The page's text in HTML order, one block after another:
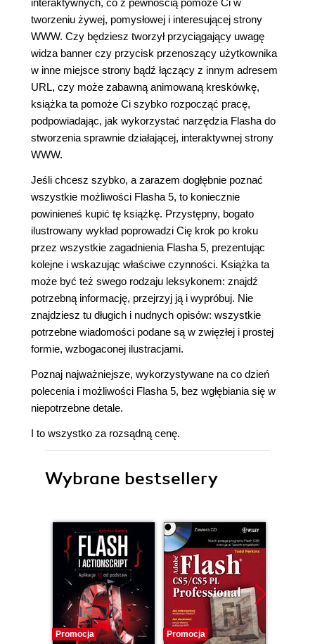
interaktywnych, co z pewnością pomoże Ci w
tworzeniu żywej, pomysłowej i interesującej strony
WWW. Czy będziesz tworzył przyciągający uwagę
widza banner czy przycisk przenoszący użytkownika
w inne miejsce strony bądź łączący z innym adresem
URL, czy może zabawną animowaną kreskówkę,
książka ta pomoże Ci szybko rozpocząć pracę,
podpowiadając, jak wykorzystać narzędzia Flasha do
stworzenia sprawnie działającej, interaktywnej strony
WWW.
Jeśli chcesz szybko, a zarazem dogłębnie poznać
wszystkie możliwości Flasha 5, to koniecznie
powinieneś kupić tę książkę. Przystępny, bogato
ilustrowany wykład poprowadzi Cię krok po kroku
przez wszystkie zagadnienia Flasha 5, prezentując
kolejne i wskazując właściwe czynności. Książka ta
może być też swego rodzaju leksykonem: znajdź
potrzebną informację, przejrzyj ją i wypróbuj. Nie
znajdziesz tu długich i nudnych opisów: wszystkie
potrzebne wiadomości podane są w zwięzłej i prostej
formie, wzbogaconej ilustracjami.
Poznaj najważniejsze, wykorzystywane na co dzień
polecenia i możliwości Flasha 5, bez wgłębiania się w
niepotrzebne detale.
I to wszystko za rozsądną cenę.
Wybrane bestsellery
Promocja Promocja